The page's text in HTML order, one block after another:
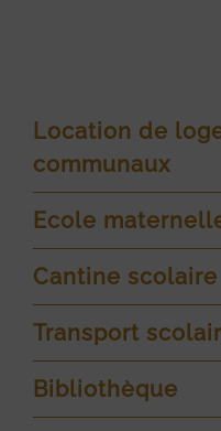
Location de
communaux
Ecole
Cantine scolaire
Transport
Bibliothèque